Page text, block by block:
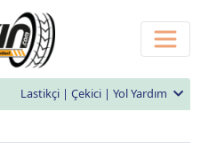
Lastikçi | Çekici | Yol Yardım